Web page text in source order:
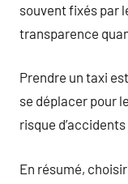
souvent fixés par
transparence
Prendre un taxi
se déplacer pour
risque
En résumé,